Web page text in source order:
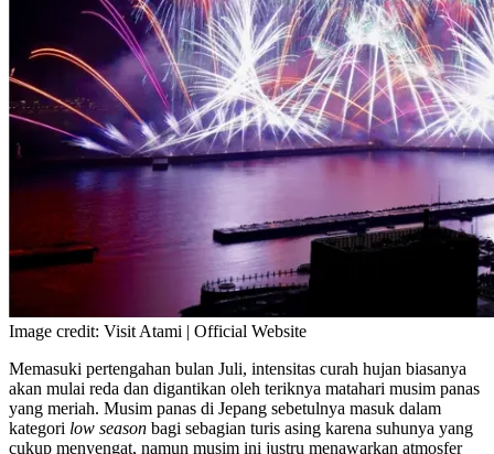
Image credit: Visit Atami | Official Website
Memasuki pertengahan bulan Juli, intensitas curah hujan biasanya
akan mulai reda dan digantikan oleh teriknya matahari musim panas
yang meriah. Musim panas di Jepang sebetulnya masuk dalam
kategori low season bagi sebagian turis asing karena suhunya yang
cukup menyengat, namun musim ini justru menawarkan atmosfer